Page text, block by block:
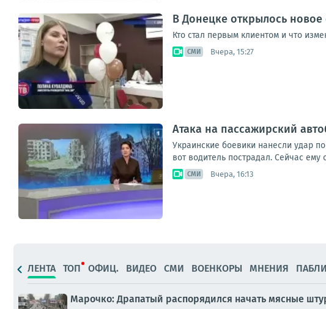
В Донецке открылось
Кто стал первым клиентом и что
СМИ Вчера, 15:27
Атака на пассажирский
Украинские боевики нанесли удар
вот водитель пострадал. Сейчас
СМИ Вчера, 16:13
ЛЕНТА ТОП ОФИЦ. ВИДЕО СМИ ВОЕНКОРЫ МНЕНИЯ
Марочко: Драпатый распорядился начать мясные